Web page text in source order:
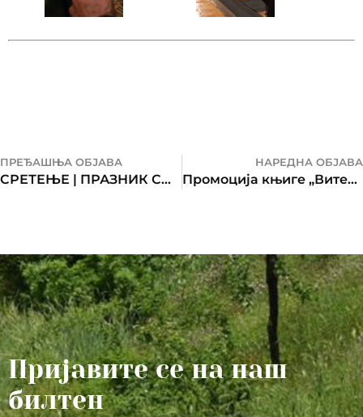
ПРЕЂАШЊА ОБЈАВА
СРЕТЕЊЕ | ПРАЗНИК СЛОБОДЕ И ДРЖАВНОСТИ
НАРЕДНА ОБЈАВА
Промоција књиге „Витезови Карађорђеве звезде ЈВуО 1941–1945“ у Бањој Луци
Пријавите се на наш
билтен